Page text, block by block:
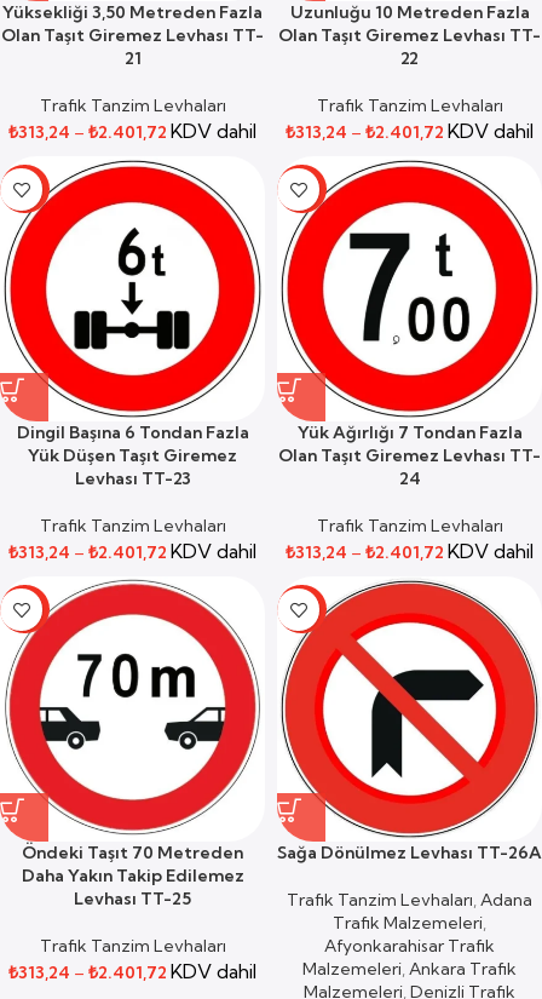
Yüksekliği 3,50 Metreden Fazla
Olan Taşıt Giremez Levhası TT-
21
Trafik Tanzim Levhaları
₺313,24 – ₺2.401,72 KDV dahil
Uzunluğu 10 Metreden Fazla
Olan Taşıt Giremez Levhası TT-
22
Trafik Tanzim Levhaları
₺313,24 – ₺2.401,72 KDV dahil
-59%
Dingil Başına 6 Tondan Fazla
Yük Düşen Taşıt Giremez
Levhası TT-23
Trafik Tanzim Levhaları
₺313,24 – ₺2.401,72 KDV dahil
-59%
Yük Ağırlığı 7 Tondan Fazla
Olan Taşıt Giremez Levhası TT-
24
Trafik Tanzim Levhaları
₺313,24 – ₺2.401,72 KDV dahil
-59%
Öndeki Taşıt 70 Metreden
Daha Yakın Takip Edilemez
Levhası TT-25
Trafik Tanzim Levhaları
₺313,24 – ₺2.401,72 KDV dahil
-59%
Sağa Dönülmez Levhası TT-26A
Trafik Tanzim Levhaları,Adana
Trafik Malzemeleri,
Afyonkarahisar Trafik
Malzemeleri,Ankara Trafik
Malzemeleri,Denizli Trafik